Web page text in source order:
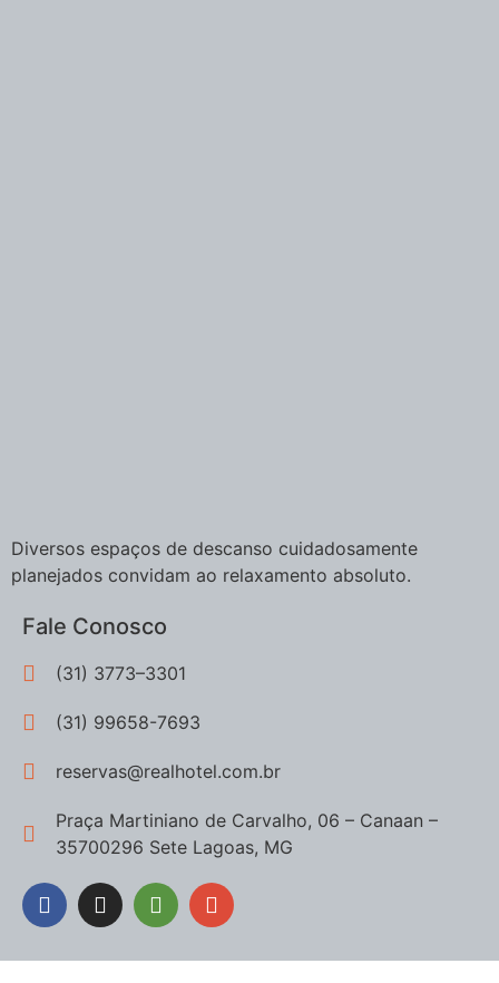
Diversos espaços de descanso cuidadosamente
planejados convidam ao relaxamento absoluto.
Fale Conosco
(31) 3773–3301
(31) 99658-7693
reservas@realhotel.com.br
Praça Martiniano de Carvalho, 06 – Canaan –
35700296 Sete Lagoas, MG